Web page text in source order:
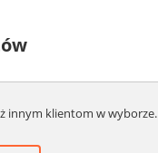
innym klientom w wyborze.